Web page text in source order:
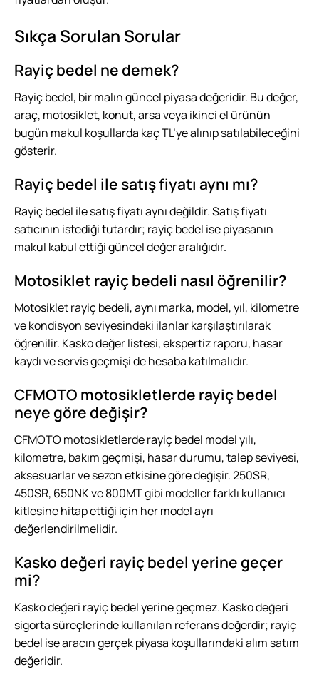
Sıkça Sorulan Sorular
Rayiç bedel ne demek?
Rayiç bedel, bir malın güncel piyasa değeridir. Bu değer,
araç, motosiklet, konut, arsa veya ikinci el ürünün
bugün makul koşullarda kaç TL’ye alınıp satılabileceğini
gösterir.
Rayiç bedel ile satış fiyatı aynı mı?
Rayiç bedel ile satış fiyatı aynı değildir. Satış fiyatı
satıcının istediği tutardır; rayiç bedel ise piyasanın
makul kabul ettiği güncel değer aralığıdır.
Motosiklet rayiç bedeli nasıl öğrenilir?
Motosiklet rayiç bedeli, aynı marka, model, yıl, kilometre
ve kondisyon seviyesindeki ilanlar karşılaştırılarak
öğrenilir. Kasko değer listesi, ekspertiz raporu, hasar
kaydı ve servis geçmişi de hesaba katılmalıdır.
CFMOTO motosikletlerde rayiç bedel
neye göre değişir?
CFMOTO motosikletlerde rayiç bedel model yılı,
kilometre, bakım geçmişi, hasar durumu, talep seviyesi,
aksesuarlar ve sezon etkisine göre değişir. 250SR,
450SR, 650NK ve 800MT gibi modeller farklı kullanıcı
kitlesine hitap ettiği için her model ayrı
değerlendirilmelidir.
Kasko değeri rayiç bedel yerine geçer
mi?
Kasko değeri rayiç bedel yerine geçmez. Kasko değeri
sigorta süreçlerinde kullanılan referans değerdir; rayiç
bedel ise aracın gerçek piyasa koşullarındaki alım satım
değeridir.